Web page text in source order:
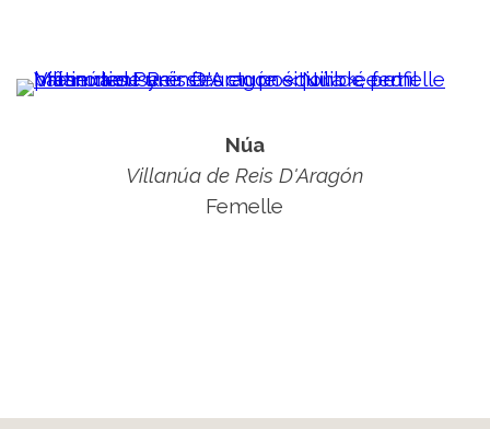
Núa
Villanúa de Reis D'Aragón
Femelle